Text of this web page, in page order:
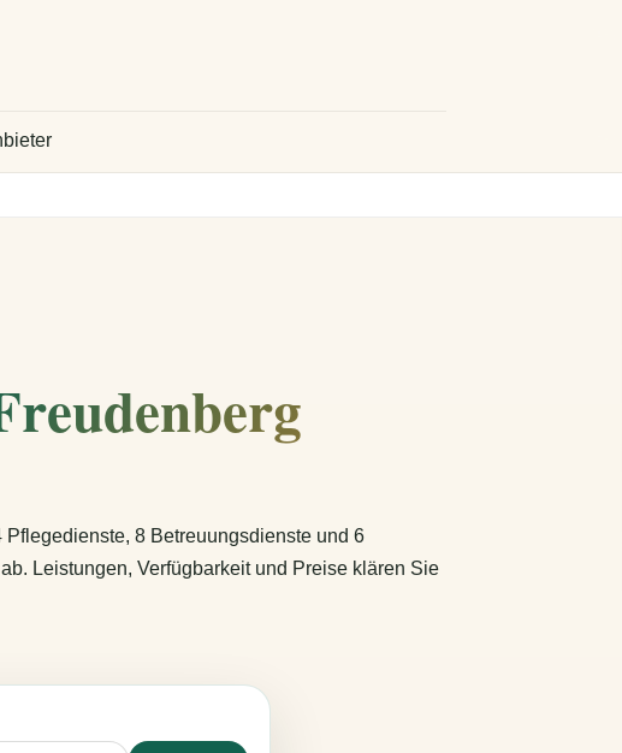
8 Betreuungsdienste und 6
Leistungen, Verfügbarkeit und Preise klären Sie